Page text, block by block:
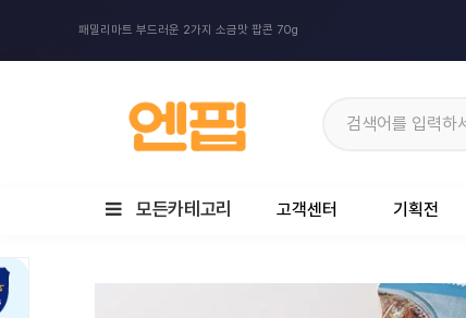
패밀리마트 부드러운 2가지 소금맛 팝콘 70g
모든카테고리 고객센터 기획전